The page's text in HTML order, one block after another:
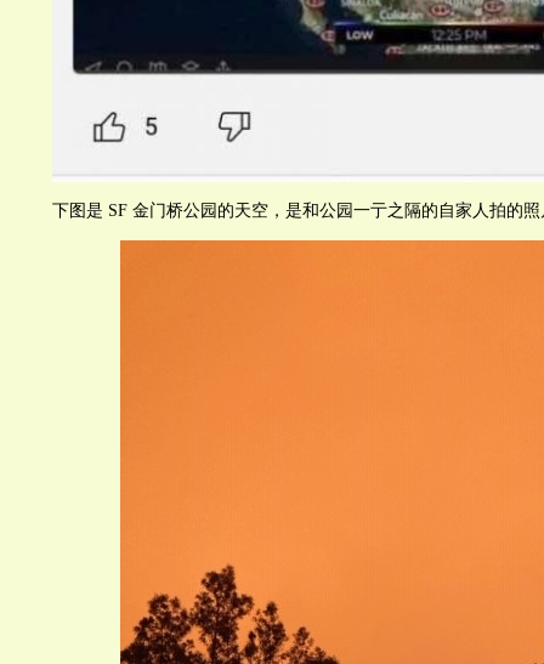
下图是 SF 金门桥公园的天空，是和公园一亍之隔的自家人拍的